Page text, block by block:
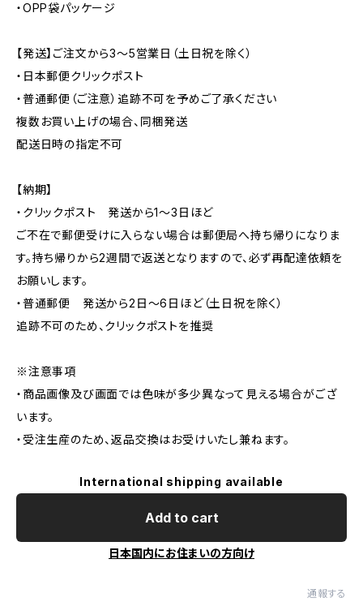
・OPP袋パッケージ
【発送】ご注文から3〜5営業日（土日祝を除く）
・日本郵便クリックポスト
・普通郵便（ご注意）追跡不可を予めご了承ください
複数お買い上げの場合、同梱発送
配送日時の指定不可
【納期】
・クリックポスト 発送から1〜3日ほど
ご不在で郵便受けに入らない場合は郵便局へ持ち帰りになりま
す。持ち帰りから2週間で返送となりますので、必ず再配達依頼を
お願いします。
・普通郵便 発送から2日〜6日ほど（土日祝を除く）
追跡不可のため、クリックポストを推奨
※注意事項
・商品画像及び画面では色味が多少異なって見える場合がござ
います。
・受注生産のため、返品交換はお受けいたし兼ねます。
International shipping available
Add to cart
日本国内にお住まいの方向け
通報する